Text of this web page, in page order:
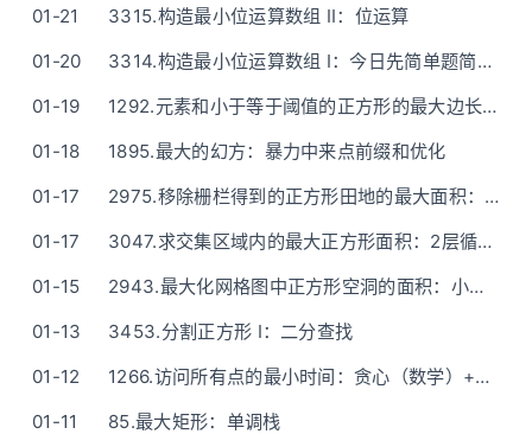
01-21
3315.构造最小位运算数组 II：位运算
01-20
3314.构造最小位运算数组 I：今日先简单题简单做-到II再优化
01-19
1292.元素和小于等于阈值的正方形的最大边长：二维前缀和（无需二分）+抽象速懂的描述
01-18
1895.最大的幻方：暴力中来点前缀和优化
01-17
2975.移除栅栏得到的正方形田地的最大面积：暴力枚举所有可能宽度
01-17
3047.求交集区域内的最大正方形面积：2层循环暴力枚举
01-15
2943.最大化网格图中正方形空洞的面积：小小思维
01-13
3453.分割正方形 I：二分查找
01-12
1266.访问所有点的最小时间：贪心（数学）+python一行版
01-11
85.最大矩形：单调栈